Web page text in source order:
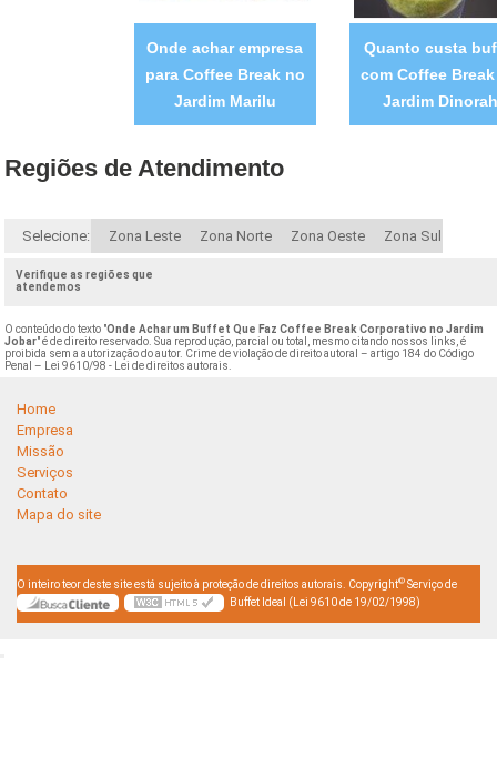
Onde achar empresa
para Coffee Break no
Jardim Marilu
Quanto custa
com Coffee
Jardim Dinorah
Regiões de Atendimento
Selecione: Zona Leste Zona Norte Zona Oeste Zona Sul
Verifique as regiões que
atendemos
O conteúdo do texto "Onde Achar um Buffet Que Faz Coffee Break Corporativo no Jardim
Jobar" é de direito reservado. Sua reprodução, parcial ou total, mesmo citando nossos links, é
proibida sem a autorização do autor. Crime de violação de direito autoral – artigo 184 do Código
Penal –
Lei 9610/98 - Lei de direitos autorais
Home
Empresa
Missão
Serviços
Contato
Mapa do site
O inteiro teor deste site está sujeito à proteção de direitos autorais. Copyright© Serviço de
Buffet Ideal (Lei 9610 de 19/02/1998)